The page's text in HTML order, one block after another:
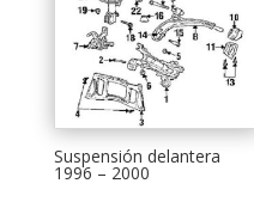
Suspensión delantera
1996 – 2000